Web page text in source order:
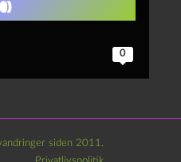
0
siden 2011.